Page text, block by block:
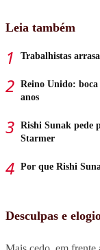
Leia também
Trabalhistas
Reino Unido: boca
anos
Rishi Sunak pede
Starmer
Por que Rishi
Desculpas e